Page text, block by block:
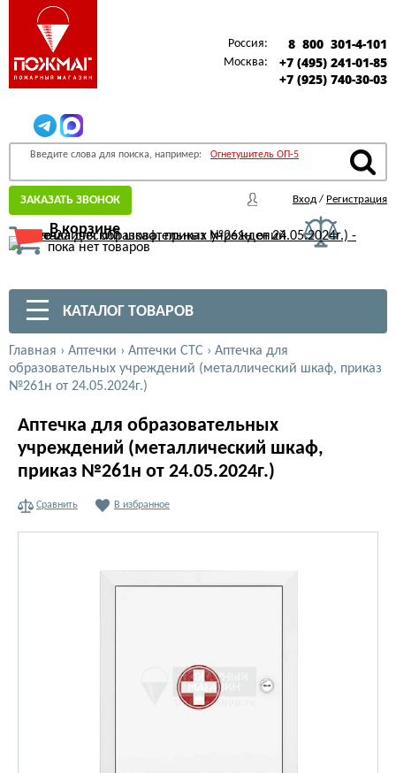
Россия: 8 800 301-4-101
Москва:
+7 (495) 241-01-85
+7 (925) 740-30-03
Введите слова для поиска, например: Огнетушитель ОП-5
ЗАКАЗАТЬ ЗВОНОК Вход / Регистрация
В корзине
пока нет товаров
КАТАЛОГ ТОВАРОВ
Главная › Аптечки › Аптечки СТС › Аптечка для
образовательных учреждений (металлический шкаф, приказ
№261н от 24.05.2024г.)
Аптечка для образовательных
учреждений (металлический шкаф,
приказ №261н от 24.05.2024г.)
Сравнить В избранное